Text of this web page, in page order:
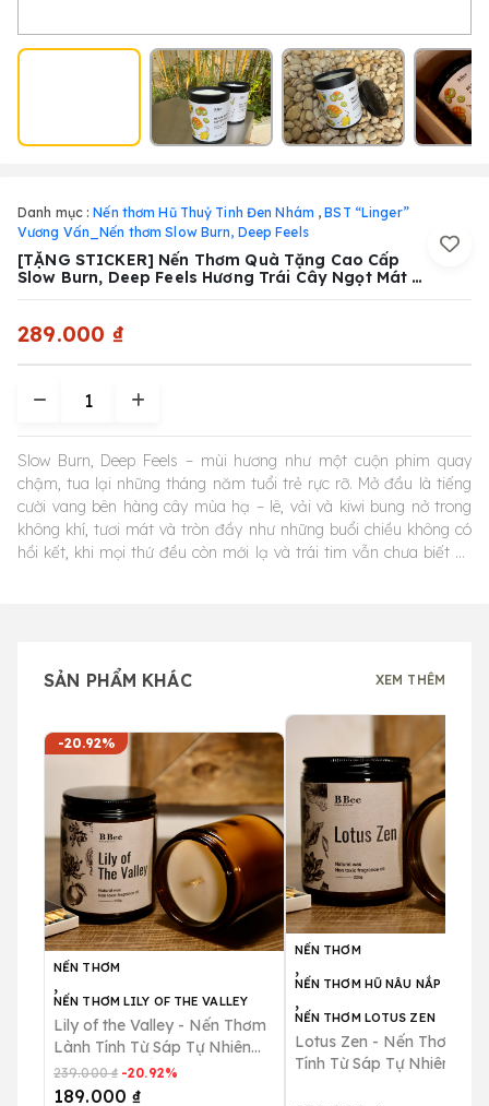
Danh mục :Nến thơm Hũ Thuỷ Tinh Đen Nhám ,BST “Linger”
Vương Vấn_Nến thơm Slow Burn, Deep Feels
[TẶNG STICKER] Nến Thơm Quà Tặng Cao Cấp
Slow Burn, Deep Feels Hương Trái Cây Ngọt Mát B
Bee Candle
289.000 ₫
Slow Burn, Deep Feels – mùi hương như một cuộn phim quay
chậm, tua lại những tháng năm tuổi trẻ rực rỡ. Mở đầu là tiếng
cười vang bên hàng cây mùa hạ – lê, vải và kiwi bung nở trong
không khí, tươi mát và tròn đầy như những buổi chiều không có
hồi kết, khi mọi thứ đều còn mới lạ và trái tim vẫn chưa biết sợ
những ngày ấy sẽ không trở lại, nhưng cảm xúc thì vẫn còn đây.
SẢN PHẨM KHÁC XEM THÊM
-20.92%
NẾN THƠM
,
NẾN THƠM LILY OF THE VALLEY
Lily of the Valley - Nến Thơm
Lành Tính Từ Sáp Tự Nhiên
Hương Hoa Ấm Áp, Thư Giãn
B Bee Candle
239.000 ₫ -20.92%
189.000 ₫
NẾN THƠM
,
NẾN THƠM HŨ NÂU NẮP THIẾC
,
NẾN THƠM LOTUS ZEN
Lotus Zen - Nến Thơm
Tính Từ Sáp Tự Nhiên